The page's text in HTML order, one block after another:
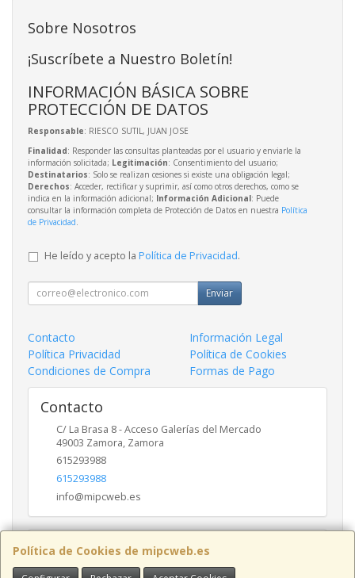
Política de Cookies de mipcweb.es
Sobre Nosotros
¡Suscríbete a Nuestro Boletín!
INFORMACIÓN BÁSICA SOBRE
PROTECCIÓN DE DATOS
Responsable: RIESCO SUTIL, JUAN JOSE
Finalidad: Responder las consultas planteadas por el usuario y enviarle la
información solicitada; Legitimación: Consentimiento del usuario;
Destinatarios: Solo se realizan cesiones si existe una obligación legal;
Derechos: Acceder, rectificar y suprimir, así como otros derechos, como se
indica en la información adicional; Información Adicional: Puede
consultar la información completa de Protección de Datos en nuestra Política
de Privacidad
He leído y acepto la Política de Privacidad.
Enviar
Contacto
Información Legal
Política Privacidad
Política de Cookies
Condiciones de Compra
Formas de Pago
Contacto
C/ La Brasa 8 - Acceso Galerías del Mercado
49003 Zamora, Zamora
615293988
615293988
info@mipcweb.es
Horario
-